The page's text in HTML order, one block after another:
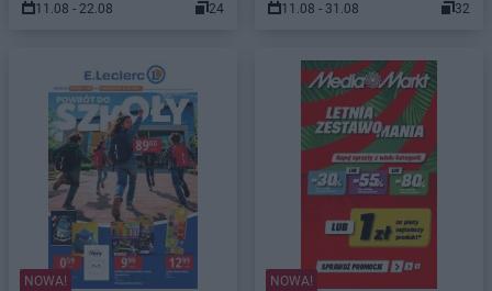
11.08 - 22.08
24
11.08 - 31.08
32
NOWA!
NOWA!